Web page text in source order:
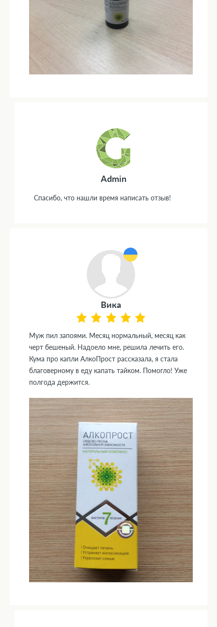
Admin
Спасибо, что нашли время написать отзыв!
Вика
Муж пил запоями. Месяц нормальный, месяц как
черт бешеный. Надоело мне, решила лечить его.
Кума про капли АлкоПрост рассказала, я стала
благоверному в еду капать тайком. Помогло! Уже
полгода держится.